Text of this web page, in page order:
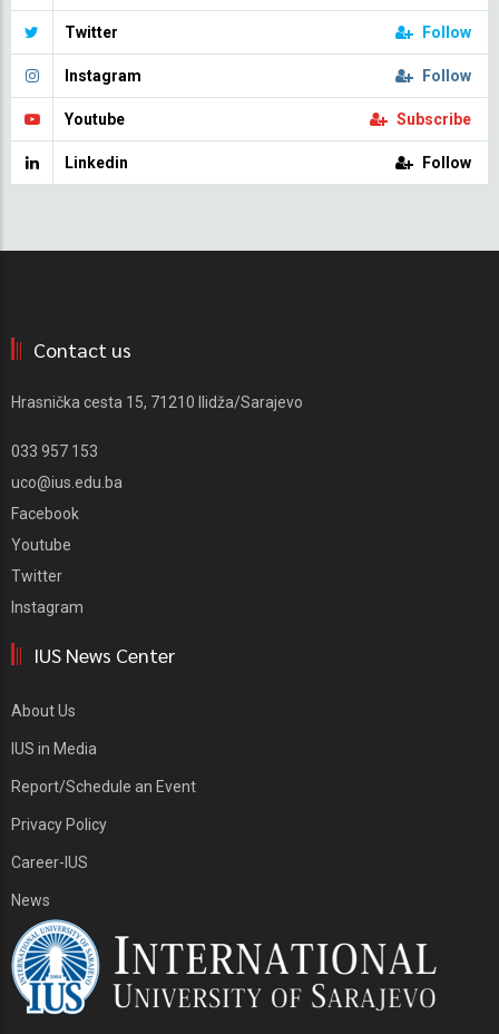
Twitter Follow
Instagram Follow
Youtube Subscribe
Linkedin Follow
Contact us
Hrasnička cesta 15, 71210 Ilidža/Sarajevo
033 957 153
uco@ius.edu.ba
Facebook
Youtube
Twitter
Instagram
IUS News Center
About Us
IUS in Media
Report/Schedule an Event
Privacy Policy
Career-IUS
News